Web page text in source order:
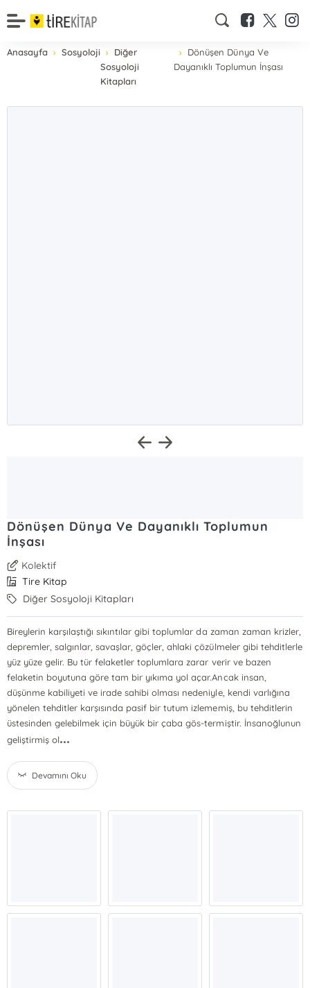
Anasayfa Sosyoloji
Diğer
Sosyoloji
Kitapları
Dönüşen Dünya Ve
Dayanıklı Toplumun İnşası
Dönüşen Dünya Ve Dayanıklı Toplumun
İnşası
Kolektif
Tire Kitap
Diğer Sosyoloji Kitapları
Bireylerin karşılaştığı sıkıntılar gibi toplumlar da zaman zaman krizler,
depremler, salgınlar, savaşlar, göçler, ahlaki çözülmeler gibi tehditlerle
yüz yüze gelir. Bu tür felaketler toplumlara zarar verir ve bazen
felaketin boyutuna göre tam bir yıkıma yol açar.Ancak insan,
düşünme kabiliyeti ve irade sahibi olması nedeniyle, kendi varlığına
yönelen tehditler karşısında pasif bir tutum izlememiş, bu tehditlerin
üstesinden gelebilmek için büyük bir çaba gös-termiştir. İnsanoğlunun
geliştirmiş ol...
Devamını Oku